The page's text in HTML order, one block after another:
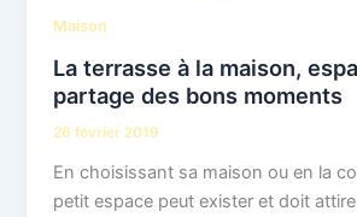
Maison
La terrasse à la maison,
partage des bons moments
26 février 2019
En choisissant sa maison ou en la
petit espace peut exister et doit